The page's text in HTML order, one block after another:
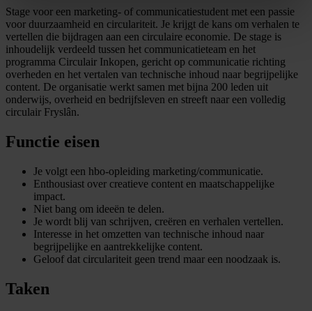
Stage voor een marketing- of communicatiestudent met een passie
voor duurzaamheid en circulariteit. Je krijgt de kans om verhalen te
vertellen die bijdragen aan een circulaire economie. De stage is
inhoudelijk verdeeld tussen het communicatieteam en het
programma Circulair Inkopen, gericht op communicatie richting
overheden en het vertalen van technische inhoud naar begrijpelijke
content. De organisatie werkt samen met bijna 200 leden uit
onderwijs, overheid en bedrijfsleven en streeft naar een volledig
circulair Fryslân.
Functie eisen
Je volgt een hbo-opleiding marketing/communicatie.
Enthousiast over creatieve content en maatschappelijke
impact.
Niet bang om ideeën te delen.
Je wordt blij van schrijven, creëren en verhalen vertellen.
Interesse in het omzetten van technische inhoud naar
begrijpelijke en aantrekkelijke content.
Geloof dat circulariteit geen trend maar een noodzaak is.
Taken